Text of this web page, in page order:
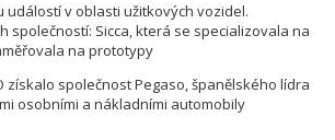
událostí v oblasti užitkových vozidel.
společností: Sicca, která se specializovala na
na prototypy
získalo společnost Pegaso, španělského lídra
osobními a nákladními automobily